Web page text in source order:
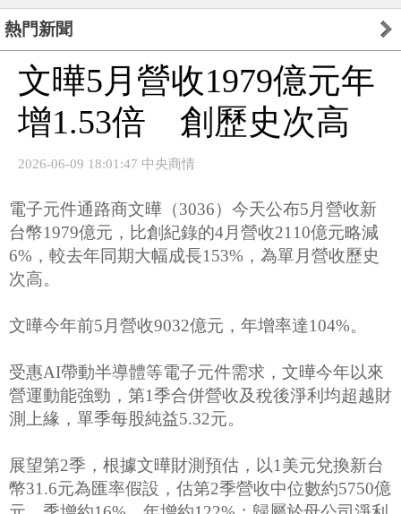
熱門新聞
文曄5月營收1979億元年
增1.53倍 創歷史次高
2026-06-09 18:01:47 中央商情
電子元件通路商文曄（3036）今天公布5月營收新
台幣1979億元，比創紀錄的4月營收2110億元略減
6%，較去年同期大幅成長153%，為單月營收歷史
次高。
文曄今年前5月營收9032億元，年增率達104%。
受惠AI帶動半導體等電子元件需求，文曄今年以來
營運動能強勁，第1季合併營收及稅後淨利均超越財
測上緣，單季每股純益5.32元。
展望第2季，根據文曄財測預估，以1美元兌換新台
幣31.6元為匯率假設，估第2季營收中位數約5750億